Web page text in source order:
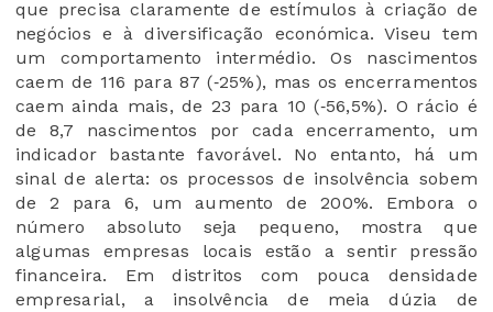
que precisa claramente de estímulos à criação de
negócios e à diversificação económica. Viseu tem
um comportamento intermédio. Os nascimentos
caem de 116 para 87 (‑25%), mas os encerramentos
caem ainda mais, de 23 para 10 (‑56,5%). O rácio é
de 8,7 nascimentos por cada encerramento, um
indicador bastante favorável. No entanto, há um
sinal de alerta: os processos de insolvência sobem
de 2 para 6, um aumento de 200%. Embora o
número absoluto seja pequeno, mostra que
algumas empresas locais estão a sentir pressão
financeira. Em distritos com pouca densidade
empresarial, a insolvência de meia dúzia de